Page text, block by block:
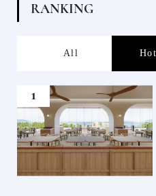
RANKING
All